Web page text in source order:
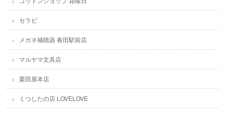
セラビ
メガネ補聴器 春田駅前店
マルヤマ文具店
栗田屋本店
くつしたの店 LOVELOVE